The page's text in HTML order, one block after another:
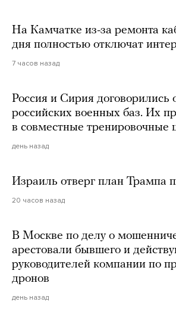
На Камчатке из-за ремонта
дня полностью отключат
7 часов назад
Россия и Сирия договорились
российских военных баз. Их
в совместные тренировочные
день назад
Израиль отверг план Трампа
20 часов назад
В Москве по делу о
арестовали бывшего и
руководителей компании по
дронов
день назад